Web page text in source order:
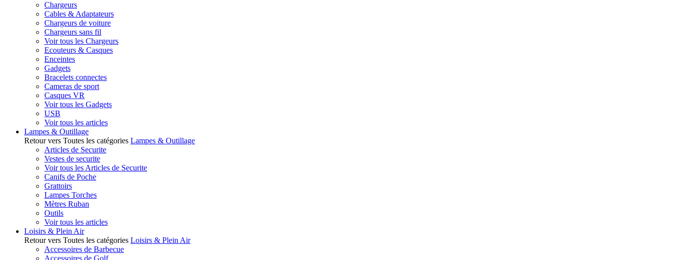
Chargeurs
Cables & Adaptateurs
Chargeurs de voiture
Chargeurs sans fil
Voir tous les Chargeurs
Ecouteurs & Casques
Enceintes
Gadgets
Bracelets connectes
Cameras de sport
Casques VR
Voir tous les Gadgets
USB
Voir tous les articles
Lampes & Outillage
Retour vers Toutes les catégories Lampes & Outillage
Articles de Securite
Vestes de securite
Voir tous les Articles de Securite
Canifs de Poche
Grattoirs
Lampes Torches
Mètres Ruban
Outils
Voir tous les articles
Loisirs & Plein Air
Retour vers Toutes les catégories Loisirs & Plein Air
Accessoires de Barbecue
Accessoires de Golf